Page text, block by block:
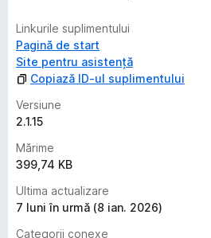
Linkurile suplimentului
Pagină de start
Site pentru asistență
Copiază ID-ul suplimentului
Versiune
2.1.15
Mărime
399,74 KB
Ultima actualizare
7 luni în urmă (8 ian. 2026)
Categorii conexe